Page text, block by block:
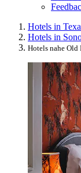
Hotels in
Hotels in
Hotels nahe Old